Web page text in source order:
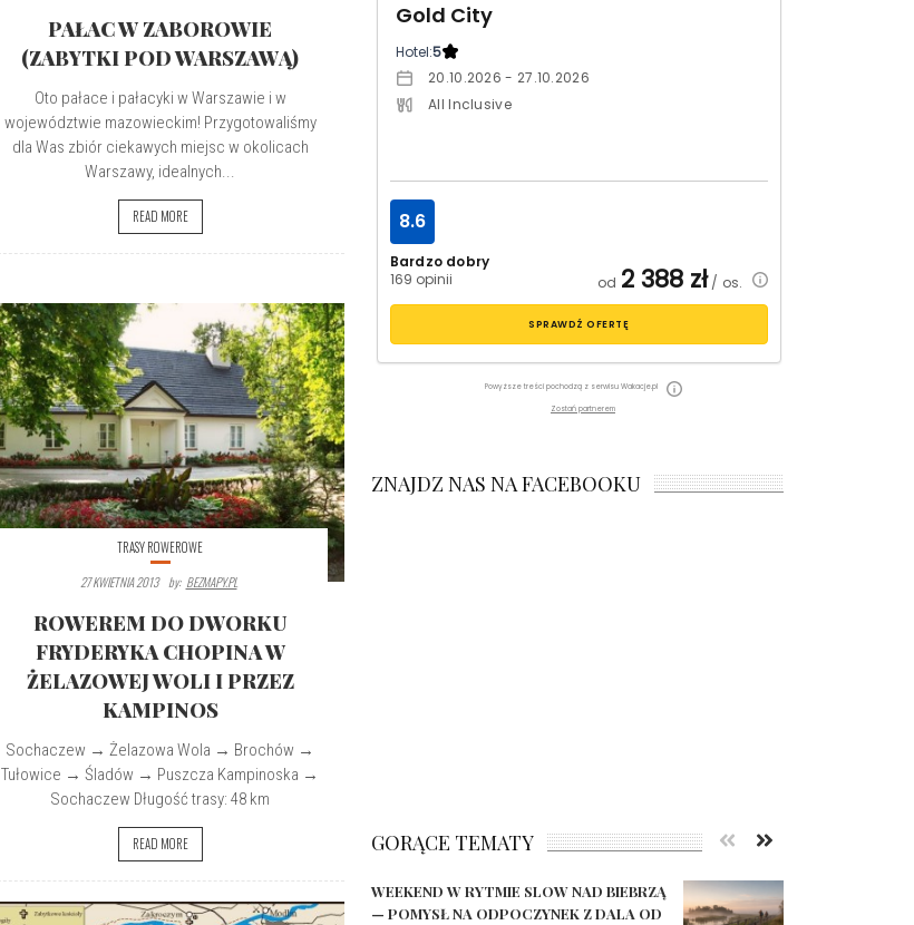
PAŁAC W ZABOROWIE
(ZABYTKI POD WARSZAWĄ)
Oto pałace i pałacyki w Warszawie i w
województwie mazowieckim! Przygotowaliśmy
dla Was zbiór ciekawych miejsc w okolicach
Warszawy, idealnych...
READ MORE
TRASY ROWEROWE
27 KWIETNIA 2013 By: BEZMAPY.PL
ROWEREM DO DWORKU
FRYDERYKA CHOPINA W
ŻELAZOWEJ WOLI I PRZEZ
KAMPINOS
Sochaczew → Żelazowa Wola → Brochów →
Tułowice → Śladów → Puszcza Kampinoska →
Sochaczew Długość trasy: 48 km
READ MORE
Gold City
Hotel:5
20.10.2026 - 27.10.2026
All Inclusive
Bardzo dobry
169 opinii
8.6
od 2 388 zł/ os.
SPRAWDŹ OFERTĘ
Powyższe treści pochodzą z serwisu Wakacje.pl
Zostań partnerem
ZNAJDZ NAS NA FACEBOOKU
GORĄCE TEMATY
WEEKEND W RYTMIE SLOW NAD BIEBRZĄ
— POMYSŁ NA ODPOCZYNEK Z DALA OD